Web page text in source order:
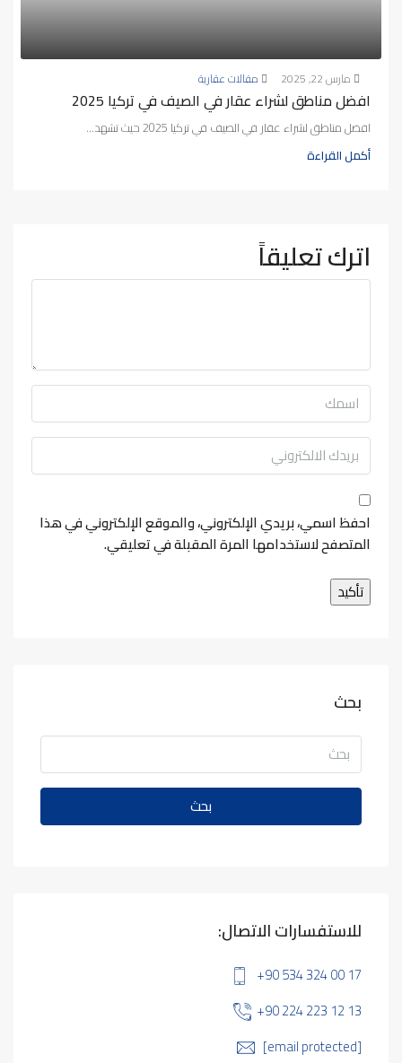
مارس 22, 2025 مقالات عقارية
افضل مناطق لشراء عقار في الصيف في تركيا 2025
افضل مناطق لشراء عقار في الصيف في تركيا 2025 حيث تشهد...
أكمل القراءة
اترك تعليقاً
احفظ اسمي، بريدي الإلكتروني، والموقع الإلكتروني في هذا
المتصفح لاستخدامها المرة المقبلة في تعليقي.
بحث
بحث
للاستفسارات الاتصال:
+90 534 324 00 17
+90 224 223 12 13
[email protected]